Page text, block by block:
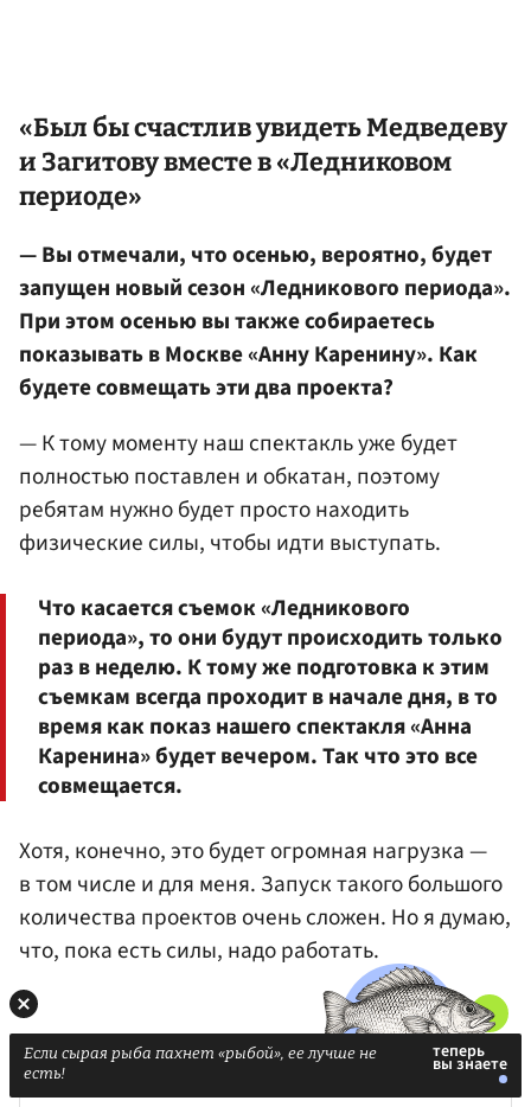
«Был бы счастлив увидеть Медведеву
иЗагитовувместе в «Ледниковом
периоде»
— Вы отмечали, что осенью, вероятно, будет
запущен новый сезон «Ледникового периода».
При этом осенью вы также собираетесь
показывать в Москве «Анну Каренину». Как
будете совмещать эти два проекта?
— К тому моменту наш спектакль уже будет
полностью поставлен и обкатан, поэтому
ребятам нужно будет просто находить
физические силы, чтобы идти выступать.
Что касается съемок «Ледникового
периода», то они будут происходить только
раз в неделю. К тому же подготовка к этим
съемкам всегда проходит в начале дня, в то
время как показ нашего спектакля «Анна
Каренина» будет вечером. Так что это все
совмещается.
Хотя, конечно, это будет огромная нагрузка —
в том числе и для меня. Запуск такого большого
количества проектов очень сложен. Но я думаю,
что, пока есть силы, надо работать.
Если сырая рыба пахнет «рыбой», ее лучше не
есть!